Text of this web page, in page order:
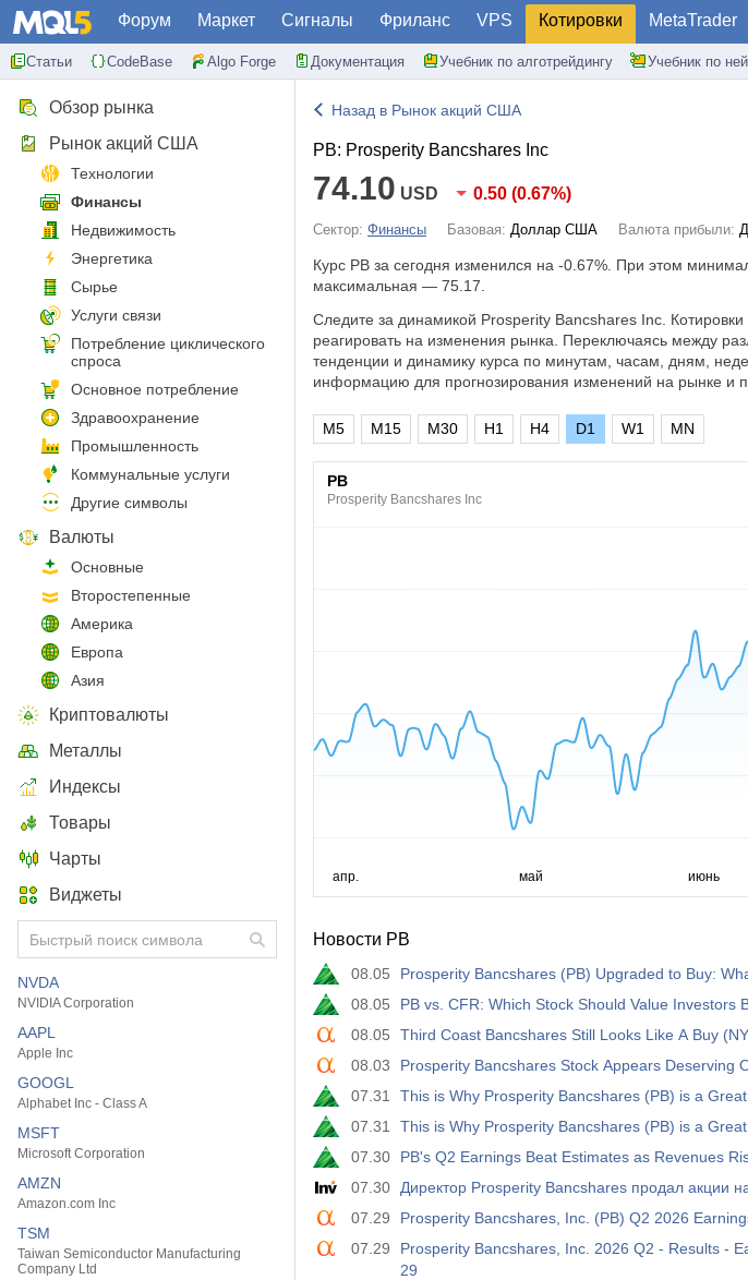
Форум Маркет Сигналы Фриланс VPS Котировки MetaTrader
Статьи CodeBase Algo Forge Документация Учебник по алготрейдингу Учебник по
Обзор рынка
Рынок акций США
Технологии
Финансы
Недвижимость
Энергетика
Сырье
Услуги связи
Потребление циклического
спроса
Основное потребление
Здравоохранение
Промышленность
Коммунальные услуги
Другие символы
Валюты
Основные
Второстепенные
Америка
Европа
Азия
Криптовалюты
Металлы
Индексы
Товары
Чарты
Виджеты
NVDA
NVIDIA Corporation
AAPL
Apple Inc
GOOGL
Alphabet Inc - Class A
MSFT
Microsoft Corporation
AMZN
Amazon.com Inc
TSM
Taiwan Semiconductor Manufacturing
Company Ltd
Назад в Рынок акций США
PB: Prosperity Bancshares Inc
74.10 USD 0.50 (0.67%)
Сектор: Финансы Базовая: Доллар США Валюта прибыли:
Курс PB за сегодня изменился на -0.67% . При этом
максимальная — 75.17.
Следите за динамикой Prosperity Bancshares Inc.
реагировать на изменения рынка. Переключаясь между
тенденции и динамику курса по минутам, часам, дням,
информацию для прогнозирования изменений на рынке и
M5 M15 M30 H1 H4 D1 W1 MN
PB
Prosperity Bancshares Inc
Новости PB
08.05
Prosperity Bancshares (PB) Upgraded to Buy:
08.05
PB vs. CFR: Which Stock Should Value Investors
08.05
Third Coast Bancshares Still Looks Like A Buy
08.03
Prosperity Bancshares Stock Appears Deserving
07.31
This is Why Prosperity Bancshares (PB) is a
07.31
This is Why Prosperity Bancshares (PB) is a
07.30
PB's Q2 Earnings Beat Estimates as Revenues
07.30
Директор Prosperity Bancshares продал акции
07.29
Prosperity Bancshares, Inc. (PB) Q2 2026
07.29
Prosperity Bancshares, Inc. 2026 Q2 - Results -
29